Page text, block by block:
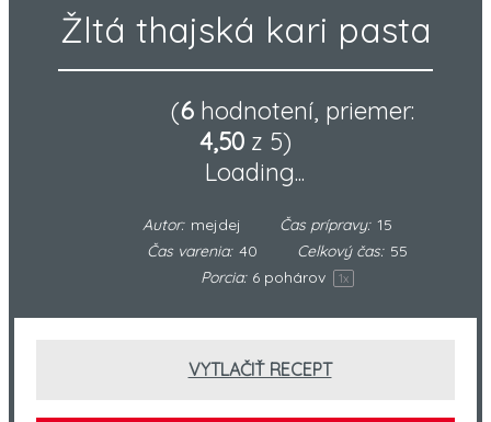
Žltá thajská kari pasta
(6 hodnotení, priemer:
4,50 z 5)
Loading...
Autor: mejdej Čas prípravy: 15
Čas varenia: 40 Celkový čas: 55
Porcia: 6 pohárov 1x
VYTLAČIŤ RECEPT